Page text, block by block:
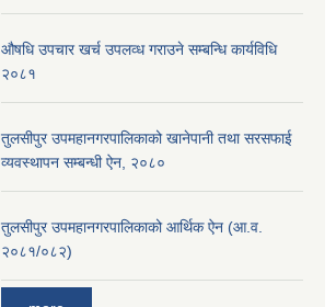
औषधि उपचार खर्च उपलव्ध गराउने सम्बन्धि कार्यविधि
२०८१
तुलसीपुर उपमहानगरपालिकाको खानेपानी तथा सरसफाई
व्यवस्थापन सम्बन्धी ऐन, २०८०
तुलसीपुर उपमहानगरपालिकाको आर्थिक ऐन (आ.व.
२०८१/०८२)